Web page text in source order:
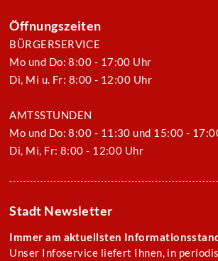
Öffnungszeiten
BÜRGERSERVICE
Mo und Do: 8:00 - 17:00 Uhr
Di, Mi u. Fr: 8:00 - 12:00 Uhr
AMTSSTUNDEN
Mo und Do: 8:00 - 11:30 und 15:00 -
Di, Mi, Fr: 8:00 - 12:00 Uhr
Stadt Newsletter
Immer am aktuellsten
Unser Infoservice liefert Ihnen, in